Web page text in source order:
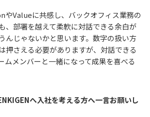
やValueに共感し、バックオフィス業務の
、部署を越えて柔軟に対話できる余白が
んじゃないかと思います。数字の扱い方
押さえる必要がありますが、対話できる
ムメンバーと一緒になって成果を喜べる
へ入社を考える方へ一言お願いし